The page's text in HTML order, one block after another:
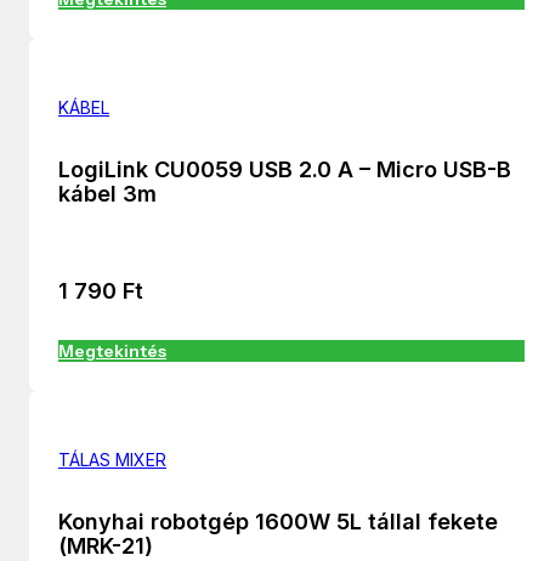
KÁBEL
LogiLink CU0059 USB 2.0 A – Micro USB-B
kábel 3m
1 790 Ft
Megtekintés
TÁLAS MIXER
Konyhai robotgép 1600W 5L tállal fekete
(MRK-21)